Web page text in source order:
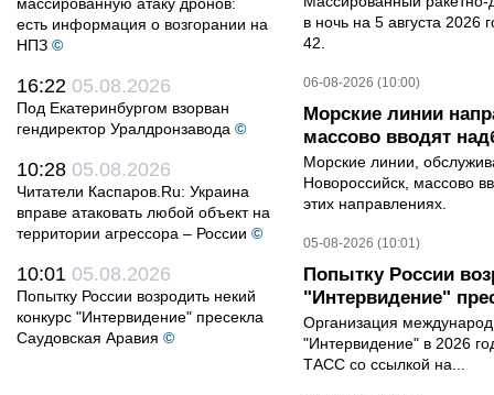
есть информация о возгорании на
НПЗ ©
16:22 05.08.2026
Под Екатеринбургом взорван
гендиректор Уралдронзавода ©
10:28 05.08.2026
Читатели Каспаров.Ru: Украина
вправе атаковать любой объект на
территории агрессора – России ©
10:01 05.08.2026
Попытку России возродить некий
конкурс "Интервидение" пресекла
Саудовская Аравия ©
в ночь на 5 августа 2026
42.
06-08-2026 (10:00)
Морские линии
массово вводят
Морские линии,
Новороссийск, массово
этих направлениях.
05-08-2026 (10:01)
Попытку России
"Интервидение"
Организация
"Интервидение" в 2026
ТАСС со ссылкой на...